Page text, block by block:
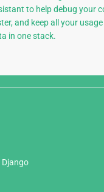
to help debug your
and keep all your
in one stack.